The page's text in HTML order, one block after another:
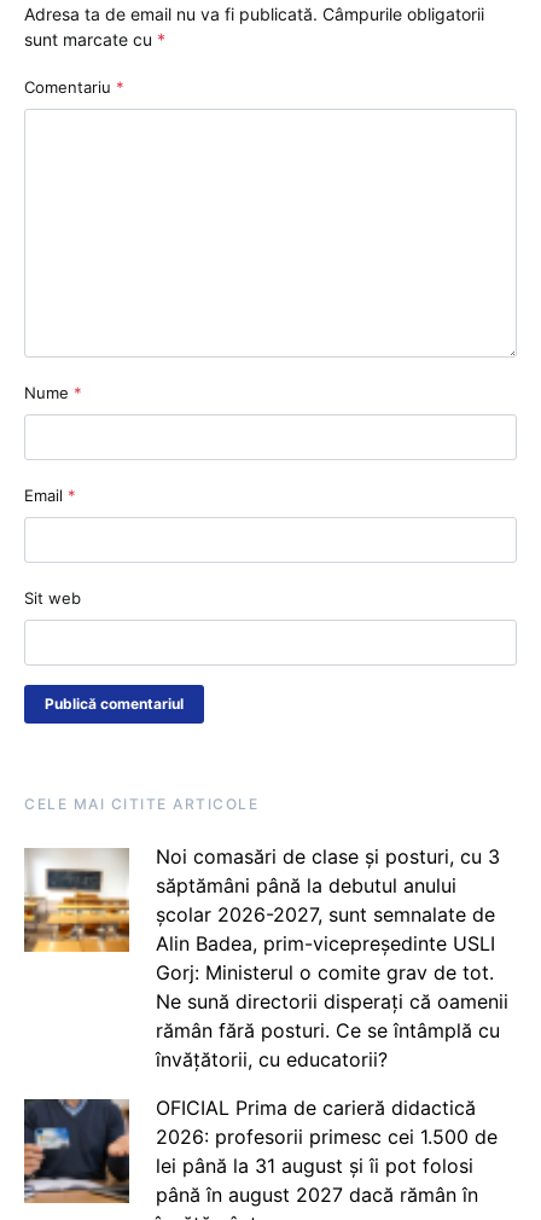
Adresa ta de email nu va fi publicată. Câmpurile obligatorii
sunt marcate cu *
Comentariu *
Nume *
Email *
Sit web
CELE MAI CITITE ARTICOLE
Noi comasări de clase și posturi, cu 3
săptămâni până la debutul anului
școlar 2026-2027, sunt semnalate de
Alin Badea, prim-vicepreședinte USLI
Gorj: Ministerul o comite grav de tot.
Ne sună directorii disperați că oamenii
rămân fără posturi. Ce se întâmplă cu
învățătorii, cu educatorii?
OFICIAL Prima de carieră didactică
2026: profesorii primesc cei 1.500 de
lei până la 31 august și îi pot folosi
până în august 2027 dacă rămân în